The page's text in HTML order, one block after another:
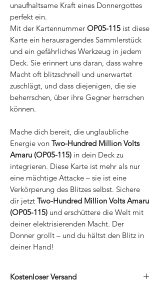
unaufhaltsame Kraft eines Donnergottes
perfekt ein.
Mit der Kartennummer OP05-115 ist diese
Karte ein herausragendes Sammlerstück
und ein gefährliches Werkzeug in jedem
Deck. Sie erinnert uns daran, dass wahre
Macht oft blitzschnell und unerwartet
zuschlägt, und dass diejenigen, die sie
beherrschen, über ihre Gegner herrschen
können.
Mache dich bereit, die unglaubliche
Energie von Two-Hundred Million Volts
Amaru (OP05-115) in dein Deck zu
integrieren. Diese Karte ist mehr als nur
eine mächtige Attacke – sie ist eine
Verkörperung des Blitzes selbst. Sichere
dir jetzt Two-Hundred Million Volts Amaru
(OP05-115) und erschüttere die Welt mit
deiner elektrisierenden Macht. Der
Donner grollt – und du hältst den Blitz in
deiner Hand!
Kostenloser Versand